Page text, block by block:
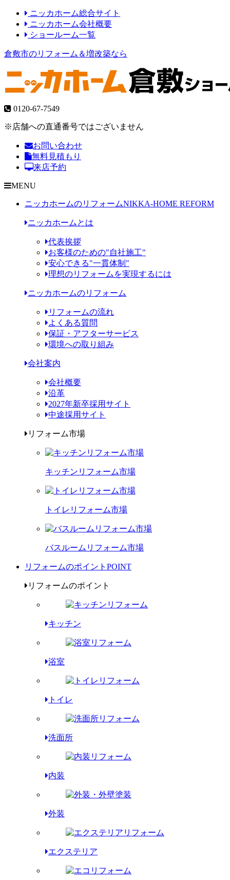
ニッカホーム総合サイト
ニッカホーム会社概要
ショールーム一覧
倉敷市のリフォーム＆増改築なら
0120-67-7549
※店舗への直通番号ではございません
お問い合わせ
無料見積もり
来店予約
MENU
ニッカホームのリフォームNIKKA-HOME REFORM
ニッカホームとは
代表挨拶
お客様のための"自社施工"
安心できる"一貫体制"
理想のリフォームを実現するには
ニッカホームのリフォーム
リフォームの流れ
よくある質問
保証・アフターサービス
環境への取り組み
会社案内
会社概要
沿革
2027年新卒採用サイト
中途採用サイト
リフォーム市場
キッチンリフォーム市場
トイレリフォーム市場
バスルームリフォーム市場
リフォームのポイント POINT
リフォームのポイント
キッチン
浴室
トイレ
洗面所
内装
外装
エクステリア